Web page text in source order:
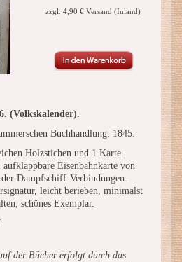
zzgl. 4,90 € Versand (Inland)
(Volkskalender).
Buchhandlung. 1845.
Holzstichen und 1 Karte.
Eisenbahnkarte von
Dampfschiff-Verbindungen.
leicht berieben, minimalst
schönes Exemplar.
der Bücher erfolgt durch das